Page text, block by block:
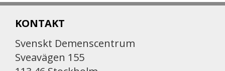
KONTAKT
Svenskt Demenscentrum
Sveavägen 155